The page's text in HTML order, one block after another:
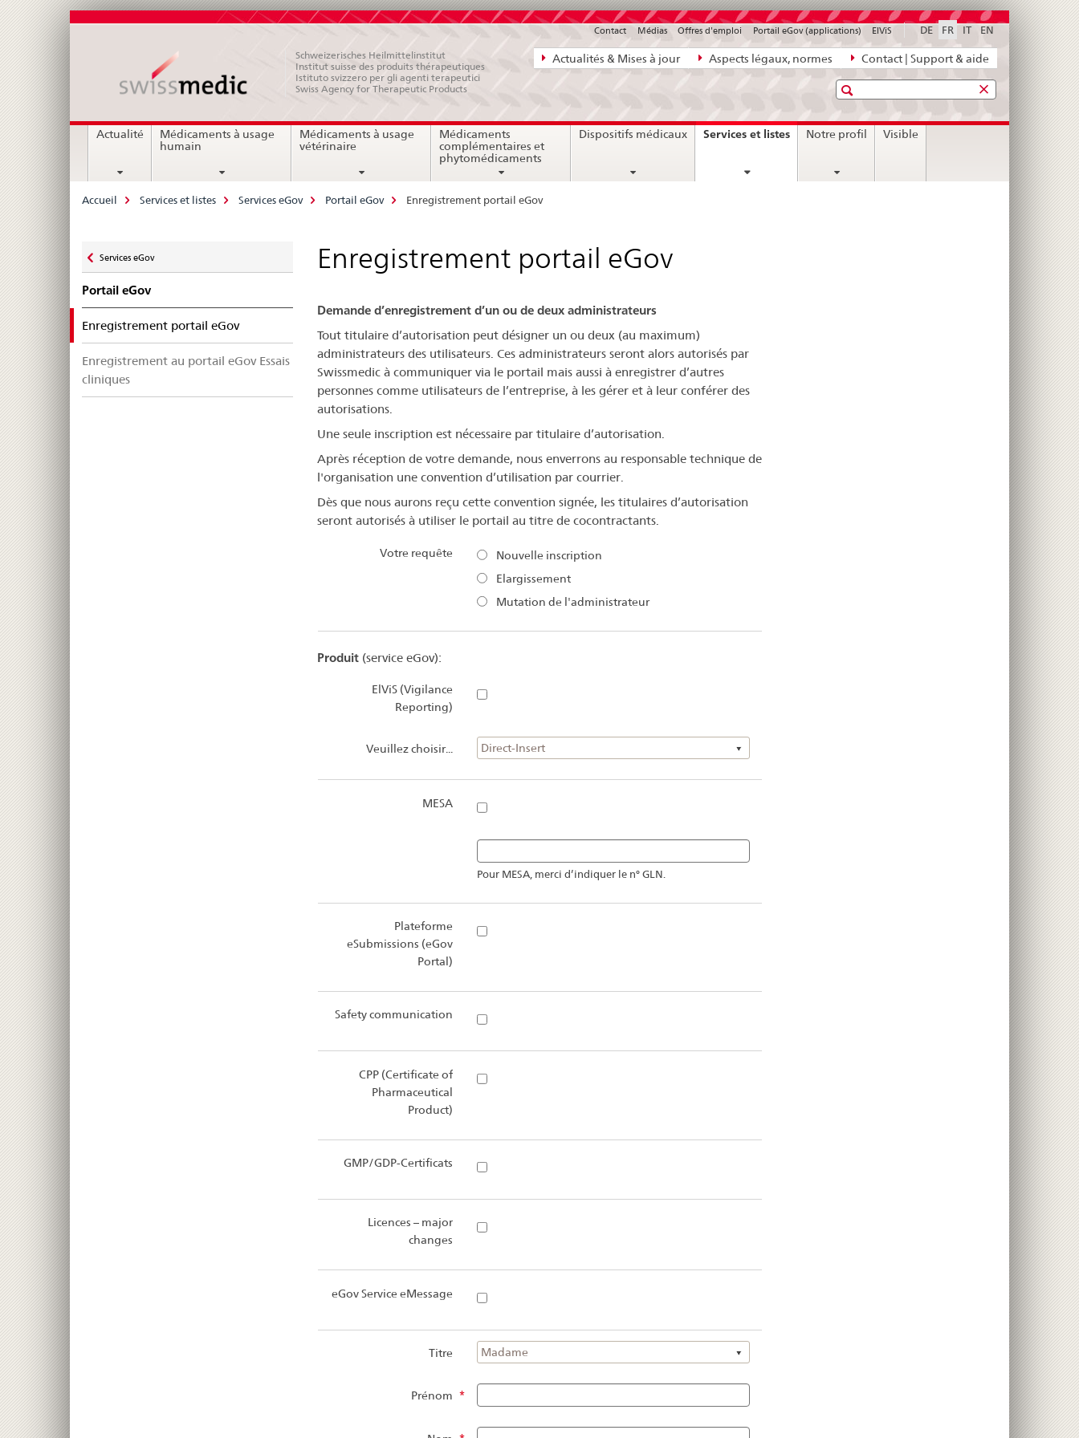
Navigation
directe:
bases
juridiques,
contact
Actualités & Mises à jour Aspects légaux, normes Contact | Support & aide
DE FR IT EN
Contact Médias Offres d'emploi Portail eGov (applications) ElViS
Schweizerisches Heilmittelinstitut
Institut suisse des produits thérapeutiques
Istituto svizzero per gli agenti terapeutici
Swiss Agency for Therapeutic Products
Recherche
Navigation
Actualité
Médicaments à usage
humain
Médicaments à usage
vétérinaire
Médicaments
complémentaires et
phytomédicaments
Dispositifs médicaux Services et listescurrent
Notre profil Visible
Breadcrumb
Accueil Services et listes Services eGov Portail eGov Enregistrement portail eGov
zu
Services eGov
Portail eGov
Enregistrement portail eGovselected
Enregistrement au portail eGov Essais
cliniques
Enregistrement portail eGov
Demande d’enregistrement d’un ou de deux administrateurs
Tout titulaire d’autorisation peut désigner un ou deux (au maximum)
administrateurs des utilisateurs. Ces administrateurs seront alors autorisés par
Swissmedic à communiquer via le portail mais aussi à enregistrer d’autres
personnes comme utilisateurs de l’entreprise, à les gérer et à leur conférer des
autorisations.
Une seule inscription est nécessaire par titulaire d’autorisation.
Après réception de votre demande, nous enverrons au responsable technique de
l'organisation une convention d’utilisation par courrier.
Dès que nous aurons reçu cette convention signée, les titulaires d’autorisation
seront autorisés à utiliser le portail au titre de cocontractants.
Votre requête
Nouvelle inscription
Elargissement
Mutation de l'administrateur
Produit (service eGov):
ElViS (Vigilance
Reporting)
Veuillez choisir... Direct-Insert
MESA
Pour MESA, merci d’indiquer le n° GLN.
Plateforme
eSubmissions (eGov
Portal)
Safety communication
CPP (Certificate of
Pharmaceutical
Product)
GMP/GDP-Certificats
Licences – major
changes
eGov Service eMessage
Titre Madame
Prénom *